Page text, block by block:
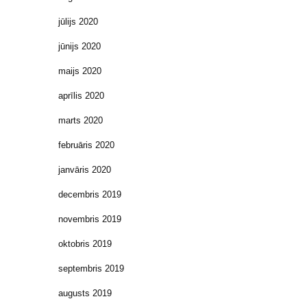
jūlijs 2020
jūnijs 2020
maijs 2020
aprīlis 2020
marts 2020
februāris 2020
janvāris 2020
decembris 2019
novembris 2019
oktobris 2019
septembris 2019
augusts 2019